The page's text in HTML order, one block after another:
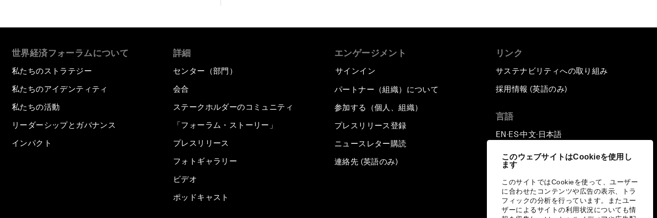
このウェブサイトはCookieを使用し
ます
このサイトではCookieを使って、ユーザー
に合わせたコンテンツや広告の表示、トラ
フィックの分析を行っています。またユー
ザーによるサイトの利用状況についても情
世界経済フォーラムについて
私たちのストラテジー
私たちのアイデンティティ
私たちの活動
リーダーシップとガバナンス
インパクト
詳細
センター（部門）
会合
ステークホルダーのコミュニティ
「フォーラム・ストーリー」
プレスリリース
フォトギャラリー
ビデオ
ポッドキャスト
エンゲージメント
サインイン
パートナー（組織）について
参加する（個人、組織）
プレスリリース登録
ニュースレター購読
連絡先 (英語のみ)
リンク
サステナビリティへの取り組み
採用情報 (英語のみ)
言語
EN ▪ ES▪中文▪ 日本語